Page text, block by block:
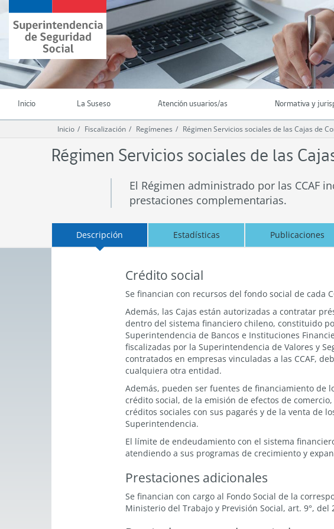
contenido
principal
Superintendencia
de
Seguridad
(SUSESO)
-
Gobierno
Chile
Inicio La Suseso Atención usuarios/as Normativa y
Inicio Fiscalización Regímenes Régimen Servicios sociales de las Cajas de
Régimen Servicios sociales de las
El Régimen administrado por las CCAF
prestaciones complementarias.
Descripción Estadísticas Publicaciones
Crédito social
Se financian con recursos del fondo social de cada
Además, las Cajas están autorizadas a contratar
dentro del sistema financiero chileno, constituido
Superintendencia de Bancos e Instituciones
fiscalizadas por la Superintendencia de Valores y
contratados en empresas vinculadas a las CCAF,
cualquiera otra entidad.
Además, pueden ser fuentes de financiamiento de
crédito social, de la emisión de efectos de
créditos sociales con sus pagarés y de la venta de
Superintendencia.
El límite de endeudamiento con el sistema
atendiendo a sus programas de crecimiento y
Prestaciones adicionales
Se financian con cargo al Fondo Social de la
Ministerio del Trabajo y Previsión Social, art. 9°, del